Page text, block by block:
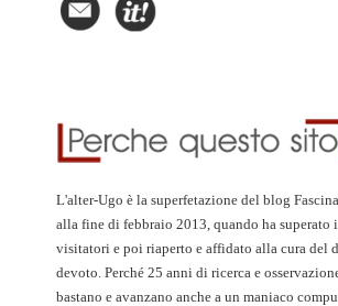
L'alter-Ugo è la superfetazione del blog
alla fine di febbraio 2013, quando ha
visitatori e poi riaperto e affidato alla cura del
devoto. Perché 25 anni di ricerca e
bastano e avanzano anche a un maniaco